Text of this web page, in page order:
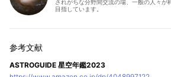
されがちな分野間交流の場、一般の人々が
目指しています。
ASTROGUIDE 星空年鑑2023